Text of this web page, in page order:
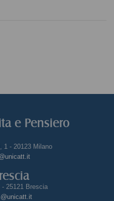
e Pensiero
1 - 20123 Milano
25121 Brescia